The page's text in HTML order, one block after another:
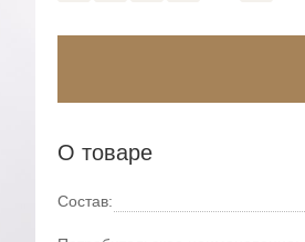
О товаре
Состав:
в аккаунт
пароль
код
список